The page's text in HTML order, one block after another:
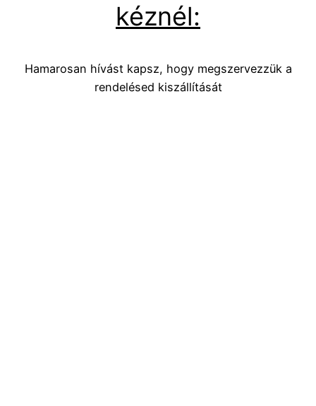
kéznél:
Hamarosan hívást kapsz, hogy megszervezzük a
rendelésed kiszállítását